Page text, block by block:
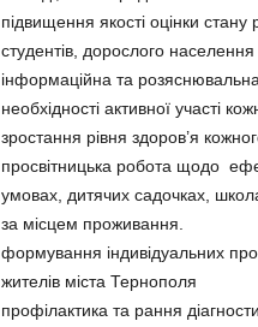
підвищення якості оцінки стану
студентів, дорослого населення
інформаційна та
необхідності активної участі
зростання рівня здоров’я
просвітницька робота щодо
умовах, дитячих садочках,
за місцем проживання.
формування індивідуальних
жителів міста Тернополя
профілактика та рання